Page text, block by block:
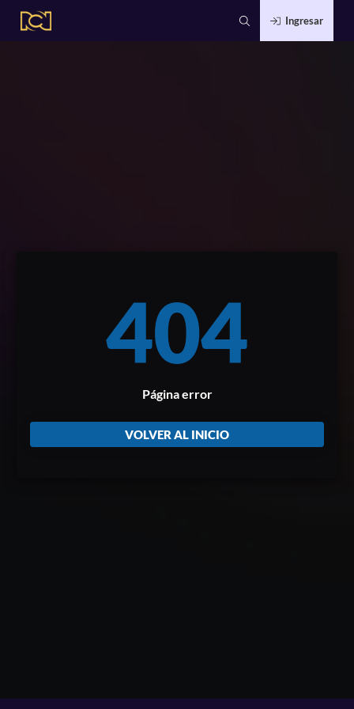
Ingresar
404
Página error
VOLVER AL INICIO